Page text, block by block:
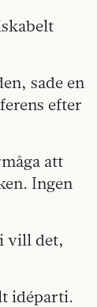
sade en
efter
att
Ingen
vill det,
idéparti.